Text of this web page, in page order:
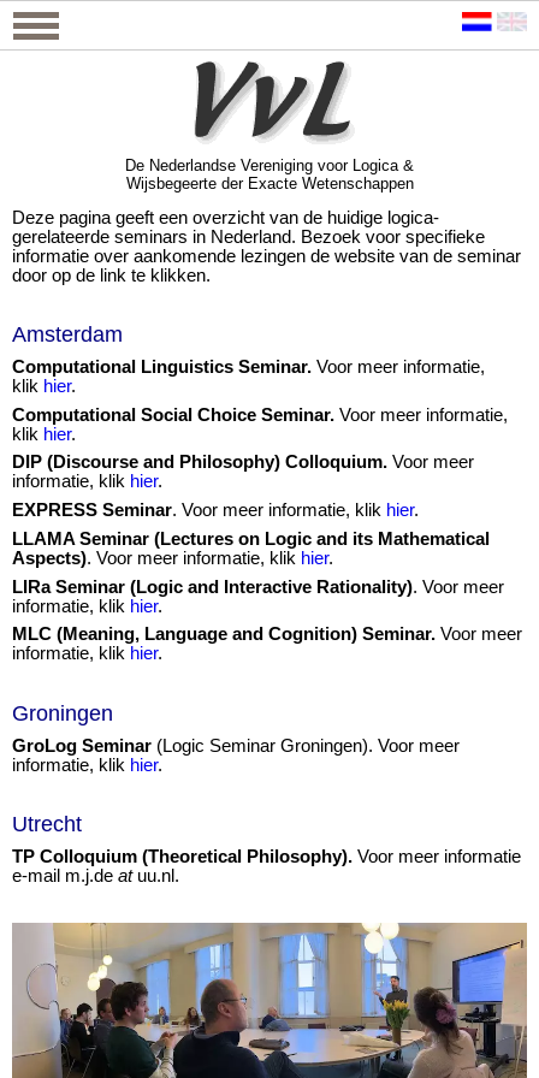
De Nederlandse Vereniging voor Logica &
Wijsbegeerte der Exacte Wetenschappen
De Nederlandse Vereniging voor Logica &
Wijsbegeerte der Exacte Wetenschappen
Deze pagina geeft een overzicht van de huidige logica-
gerelateerde seminars in Nederland. Bezoek voor specifieke
informatie over aankomende lezingen de website van de seminar
door op de link te klikken.
Amsterdam
Computational Linguistics Seminar. Voor meer informatie,
klik hier.
Computational Social Choice Seminar. Voor meer informatie,
klik hier.
DIP (Discourse and Philosophy) Colloquium. Voor meer
informatie, klik hier.
EXPRESS Seminar. Voor meer informatie, klik hier.
LLAMA Seminar (Lectures on Logic and its Mathematical
Aspects). Voor meer informatie, klik hier.
LIRa Seminar (Logic and Interactive Rationality). Voor meer
informatie, klik hier.
MLC (Meaning, Language and Cognition) Seminar. Voor meer
informatie, klik hier.
Groningen
GroLog Seminar (Logic Seminar Groningen). Voor meer
informatie, klik hier.
Utrecht
TP Colloquium (Theoretical Philosophy). Voor meer informatie
e-mail m.j.de at uu.nl.